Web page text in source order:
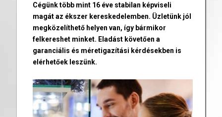
Cégünk több mint 16 éve stabilan képviseli
magát az ékszer kereskedelemben. Üzletünk jól
megközelíthető helyen van, így bármikor
felkereshet minket. Eladást követően a
garanciális és méretigazítási kérdésekben is
elérhetőek leszünk.